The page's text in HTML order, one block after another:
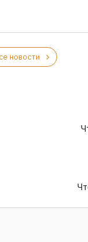
новости